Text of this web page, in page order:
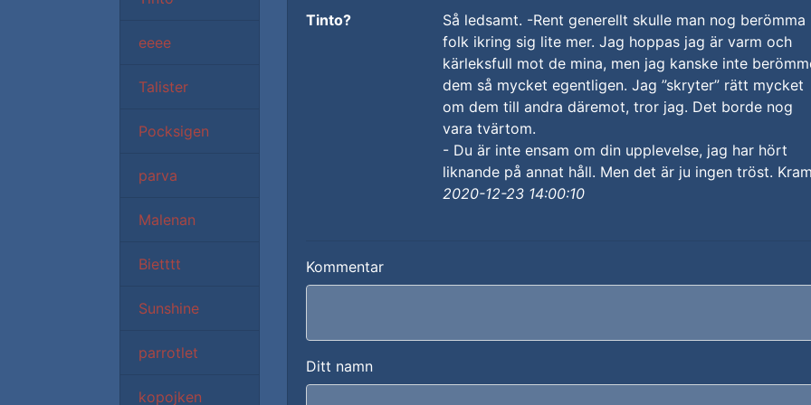
eeee
Talister
Pocksigen
parva
Malenan
Bietttt
Sunshine
parrotlet
kopojken
Tinto?
Så ledsamt. -Rent generellt skulle man nog berömma
folk ikring sig lite mer. Jag hoppas jag är varm och
kärleksfull mot de mina, men jag kanske inte
dem så mycket egentligen. Jag ”skryter” rätt mycket
om dem till andra däremot, tror jag. Det borde nog
vara tvärtom.
- Du är inte ensam om din upplevelse, jag har hört
liknande på annat håll. Men det är ju ingen tröst.
2020-12-23 14:00:10
Kommentar
Ditt namn